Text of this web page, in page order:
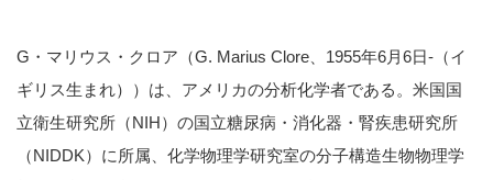
G・マリウス・クロア（G. Marius Clore、1955年6月6日-（イ
ギリス生まれ））は、アメリカの分析化学者である。米国国
立衛生研究所（NIH）の国立糖尿病・消化器・腎疾患研究所
（NIDDK）に所属、化学物理学研究室の分子構造生物物理学